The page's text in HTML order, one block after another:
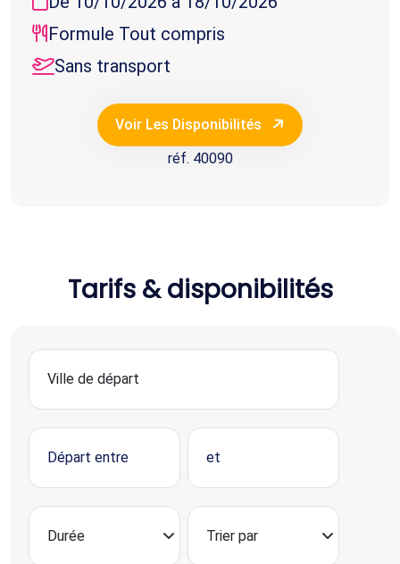
Formule Tout compris
Sans transport
Voir Les Disponibilités
réf. 40090
Tarifs & disponibilités